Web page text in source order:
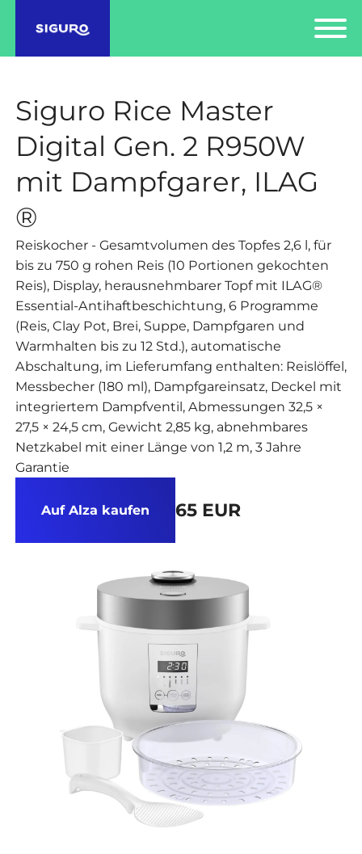
Siguro Rice Master
Digital Gen. 2 R950W
mit Dampfgarer, ILAG
®
Reiskocher - Gesamtvolumen des Topfes 2,6 l, für
bis zu 750 g rohen Reis (10 Portionen gekochten
Reis), Display, herausnehmbarer Topf mit ILAG®
Essential-Antihaftbeschichtung, 6 Programme
(Reis, Clay Pot, Brei, Suppe, Dampfgaren und
Warmhalten bis zu 12 Std.), automatische
Abschaltung, im Lieferumfang enthalten: Reislöffel,
Messbecher (180 ml), Dampfgareinsatz, Deckel mit
integriertem Dampfventil, Abmessungen 32,5 ×
27,5 × 24,5 cm, Gewicht 2,85 kg, abnehmbares
Netzkabel mit einer Länge von 1,2 m, 3 Jahre
Garantie
Auf Alza kaufen 65 EUR